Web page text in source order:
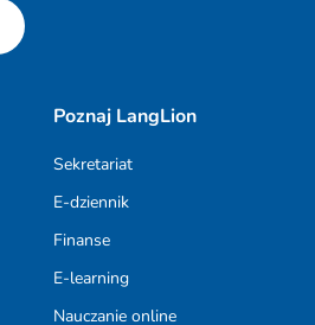
Poznaj LangLion
Sekretariat
E-dziennik
Finanse
E-learning
Nauczanie online